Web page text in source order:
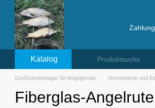
Перейти к основному контенту
Katalog
Großhandelslager für Angelgeräte Vormontierte und
Fiberglas-